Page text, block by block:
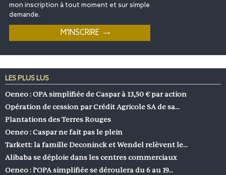
mon inscription à tout moment et sur simple
demande.
LES PLUS LUS
Oeneo : OPA simplifiée de Caspar à 13,50 € par action
Opération de cession par Crédit Agricole SA de sa…
Plantations des Terres Rouges
Oeneo : Caspar ne fait pas le plein
Tarkett: la famille Deconinck et Wendel relèvent le…
Alibaba se déploie dans les centres commerciaux
Oeneo : l’OPA simplifiée se déroulera du 6 au 19…